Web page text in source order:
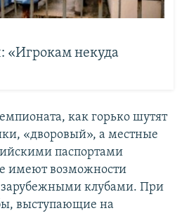
«Игрокам некуда
как горько шутят
«дворовый», а местные
паспортами
имеют возможности
зарубежными клубами. При
выступающие на